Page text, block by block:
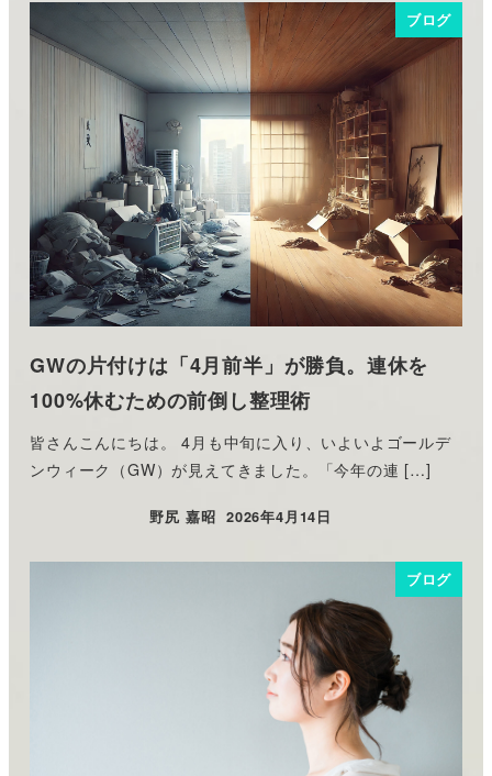
ブログ
GWの片付けは「4月前半」が勝負。連休を
100%休むための前倒し整理術
皆さんこんにちは。 4月も中旬に入り、いよいよゴールデ
ンウィーク（GW）が見えてきました。「今年の連 […]
野尻 嘉昭
投稿日
2026年4月14日
ブログ